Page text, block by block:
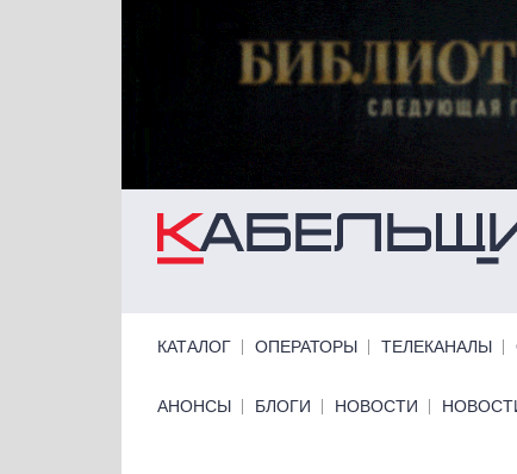
КАТАЛОГ ОПЕРАТОРЫ ТЕЛЕКАНАЛЫ
Primary links bottom
АНОНСЫ БЛОГИ НОВОСТИ